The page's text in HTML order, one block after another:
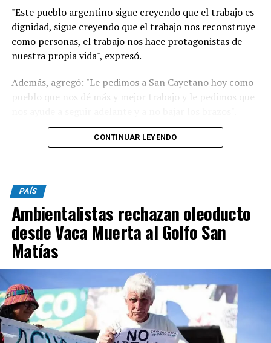
"Este pueblo argentino sigue creyendo que el trabajo es
dignidad, sigue creyendo que el trabajo nos reconstruye
como personas, el trabajo nos hace protagonistas de
nuestra propia vida", expresó.
Además, agregó: "Le pedimos a San Cayetano hoy como
pueblo que nos dé más y mejor trabajo y le pedimos que
"Un signo de esperanza es verlos a todos ustedes
están aquí con sus herramientas, con el fruto de su
trabajo con sus manos con su corazón queriendo
reconstruir seguramente la vida de su familia y la de
nuestro país. Cuando decimos que recibimos la
bendición es como cuando nuestros pibes en el barrio
dicen 'bien ahí', Dios hoy está diciendo ‘Bien ahí’”, dijo.
Además, continuó: “Bien ahí porque siguen creyendo en
el trabajo, apostando por un futuro mejor, bien ahí
porque traen las herramientas el fruto de su trabajo el
esfuerzo, bien ahí dice Dios y por eso hacemos esta
bendición”.
CONTINUAR LEYENDO
PAÍS
Ambientalistas rechazan oleoducto
desde Vaca Muerta al Golfo San
Matías